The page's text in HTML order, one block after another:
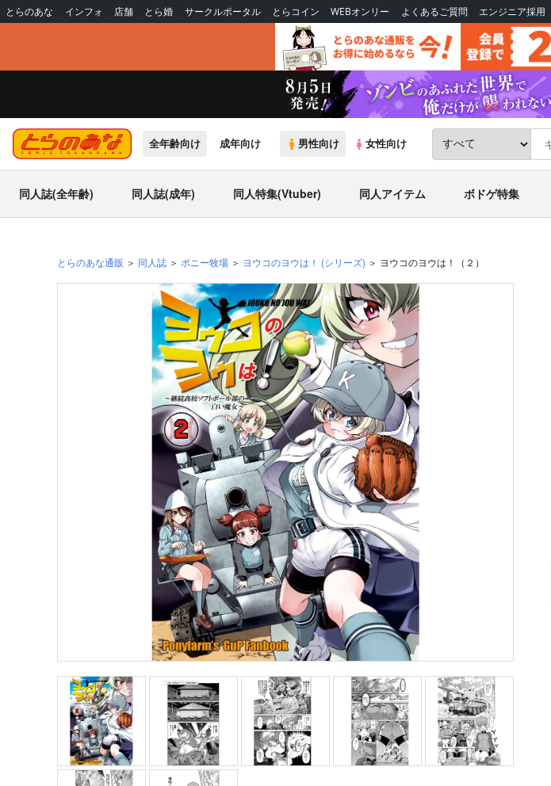
とらのあな インフォ 店舗 とら婚 サークルポータル とらコイン WEBオンリー よくあるご質問 エンジニア採用
全年齢向け 成年向け 男性向け 女性向け
同人誌(全年齢) 同人誌(成年) 同人特集(Vtuber) 同人アイテム ボドゲ特集
とらのあな通販 同人誌 ポニー牧場 ヨウコのヨウは！ (シリーズ) ヨウコのヨウは！（２）